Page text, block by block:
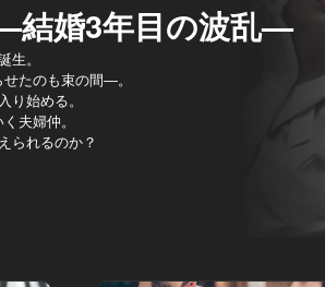
結婚3年目の波乱—
。
たのも束の間―。
始める。
夫婦仲。
られるのか？